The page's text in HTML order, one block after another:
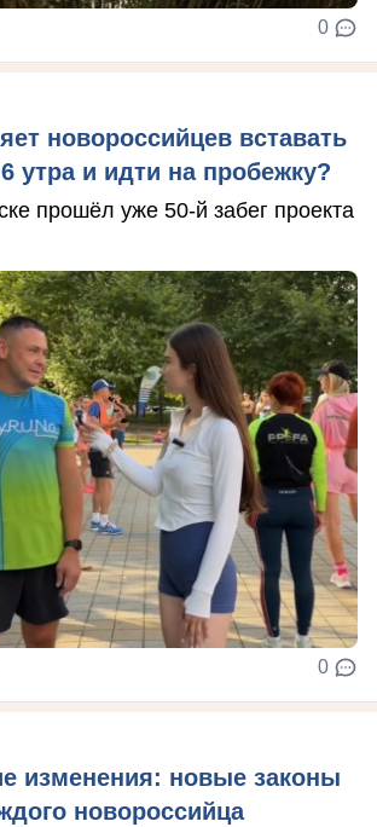
0
новороссийцев вставать
утра и идти на пробежку?
прошёл уже 50-й забег проекта
0
изменения: новые законы
новороссийца